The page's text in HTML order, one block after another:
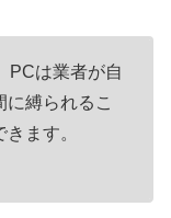
PCは業者が自
縛られるこ
ます。